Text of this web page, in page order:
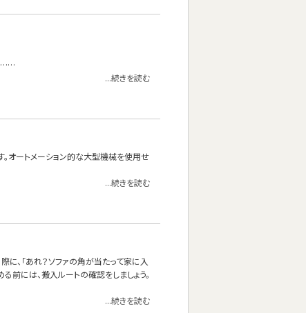
……
...続きを読む
オートメーション的な大型機械を使用せ
...続きを読む
、「あれ？ソファの角が当たって家に入
前には、搬入ルートの確認をしましょう。
...続きを読む